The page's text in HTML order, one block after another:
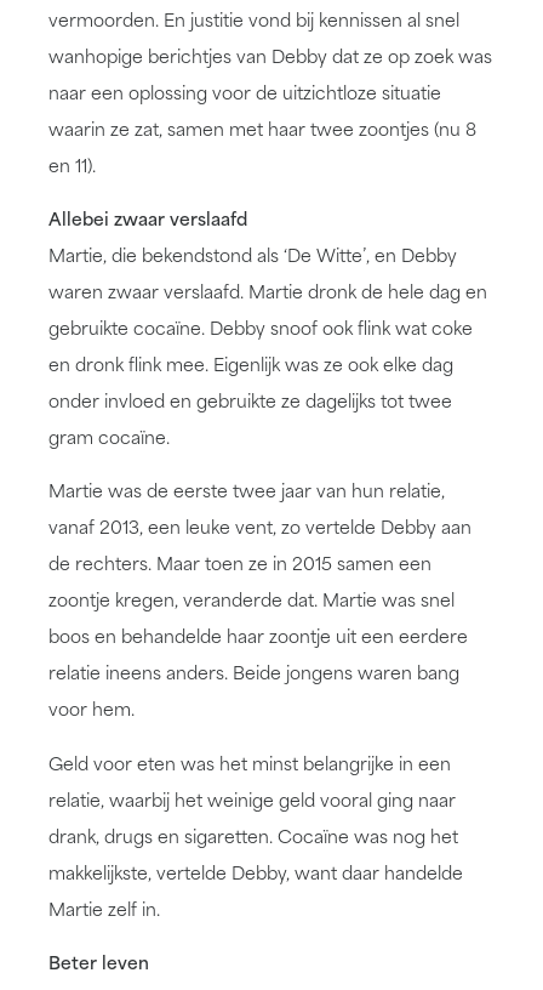
vermoorden. En justitie vond bij kennissen al snel
wanhopige berichtjes van Debby dat ze op zoek was
naar een oplossing voor de uitzichtloze situatie
waarin ze zat, samen met haar twee zoontjes (nu 8
en 11).
Allebei zwaar verslaafd
Martie, die bekendstond als ‘De Witte’, en Debby
waren zwaar verslaafd. Martie dronk de hele dag en
gebruikte cocaïne. Debby snoof ook flink wat coke
en dronk flink mee. Eigenlijk was ze ook elke dag
onder invloed en gebruikte ze dagelijks tot twee
gram cocaïne.
Martie was de eerste twee jaar van hun relatie,
vanaf 2013, een leuke vent, zo vertelde Debby aan
de rechters. Maar toen ze in 2015 samen een
zoontje kregen, veranderde dat. Martie was snel
boos en behandelde haar zoontje uit een eerdere
relatie ineens anders. Beide jongens waren bang
voor hem.
Geld voor eten was het minst belangrijke in een
relatie, waarbij het weinige geld vooral ging naar
drank, drugs en sigaretten. Cocaïne was nog het
makkelijkste, vertelde Debby, want daar handelde
Martie zelf in.
Beter leven